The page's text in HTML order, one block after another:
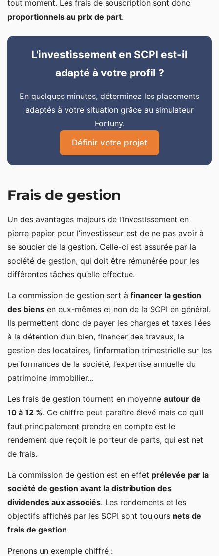
tout moment. Les frais de souscription sont donc
proportionnels au prix de part.
L'investissement en SCPI est-il
adapté à votre profil ?
En quelques minutes, déterminez les placements
adaptés à votre situation grâce au simulateur
Fortuny.
Définir votre projet
Frais de gestion
Un des avantages majeurs de l’investissement en
pierre papier pour l’investisseur est de ne pas avoir à
se soucier de la gestion. Celle-ci est assurée par la
société de gestion, qui doit être rémunérée pour les
différentes tâches qu’elle effectue.
La commission de gestion sert à financer la gestion
des biens en eux-mêmes et non de la SCPI en général.
Ils permettent donc de payer les charges et taxes liées
à la détention d’un bien, financer des travaux, la
gestion des locataires, l’information trimestrielle sur les
performances de la société, l’expertise annuelle du
patrimoine immobilier…
Les frais de gestion tournent en moyenne autour de
10 à 12 %. Ce chiffre peut paraître élevé mais ce qu’il
faut principalement prendre en compte est le
rendement que reçoit le porteur de parts, qui est net
de frais.
La commission de gestion est en effet prélevée par la
société de gestion avant la distribution des
dividendes aux associés. Les rendements et les
objectifs affichés par les SCPI sont toujours nets de
frais de gestion.
Prenons un exemple chiffré :